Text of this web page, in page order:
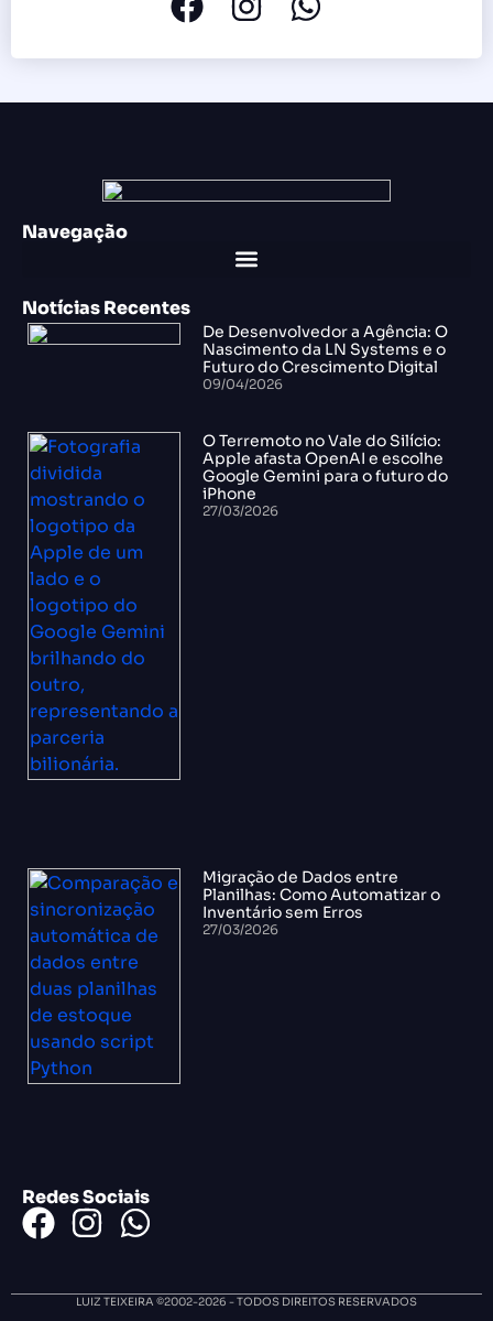
Navegação
Notícias Recentes
De Desenvolvedor a Agência: O
Nascimento da LN Systems e o
Futuro do Crescimento Digital
09/04/2026
O Terremoto no Vale do Silício:
Apple afasta OpenAI e escolhe
Google Gemini para o futuro do
iPhone
27/03/2026
Migração de Dados entre
Planilhas: Como Automatizar o
Inventário sem Erros
27/03/2026
Redes Sociais
LUIZ TEIXEIRA ©2002-2026 - TODOS DIREITOS RESERVADOS